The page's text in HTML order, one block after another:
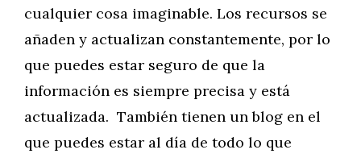
cualquier cosa imaginable. Los recursos se
añaden y actualizan constantemente, por lo
que puedes estar seguro de que la
información es siempre precisa y está
actualizada. También tienen un blog en el
que puedes estar al día de todo lo que